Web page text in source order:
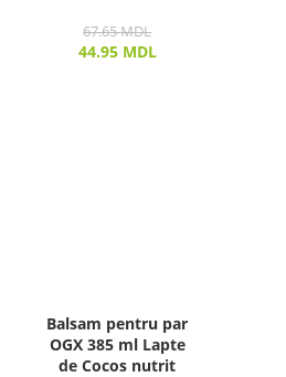
67.65MDL
44.95 MDL
Balsam pentru par
OGX 385 ml Lapte
de Cocos nutrit